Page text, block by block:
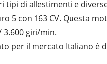
tipi di allestimenti e
5 con 163 CV. Questa
3.600 giri/min.
per il mercato Italiano è